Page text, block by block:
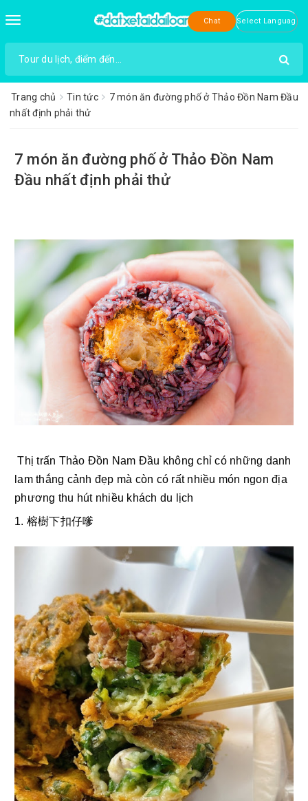
Toggle
Chat
Trang chủ Tin tức
7 món ăn đường phố ở Thảo Đồn Nam Đầu
nhất định phải thử
7 món ăn đường phố ở Thảo Đồn Nam
Đầu nhất định phải thử
Thị trấn Thảo Đồn Nam Đầu không chỉ có những danh
lam thắng cảnh đẹp mà còn có rất nhiều món ngon địa
phương thu hút nhiều khách du lịch
1. 榕樹下扣仔嗲